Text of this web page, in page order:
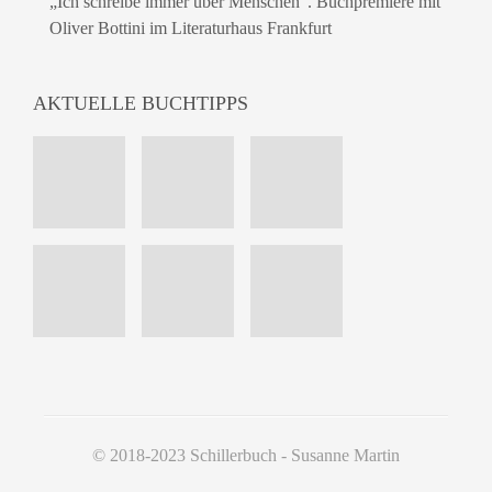
Oliver Bottini im Literaturhaus Frankfurt
AKTUELLE BUCHTIPPS
© 2018-2023 Schillerbuch - Susanne Martin